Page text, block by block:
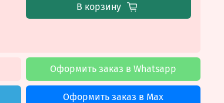
В корзину
Оформить заказ в Whatsapp
Оформить заказ в Max